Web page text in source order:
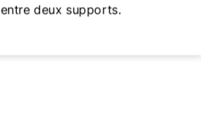
entre deux supports.